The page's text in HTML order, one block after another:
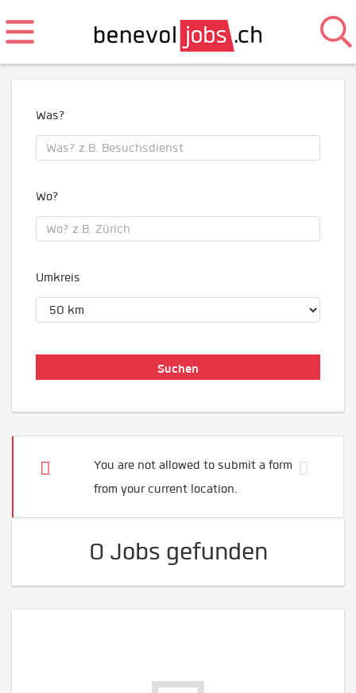
Was?
Wo?
Umkreis
You are not allowed to submit a form
from your current location.
0 Jobs gefunden